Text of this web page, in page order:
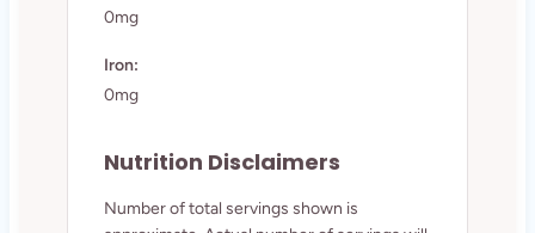
0mg
Iron:
0mg
Nutrition Disclaimers
Number of total servings shown is